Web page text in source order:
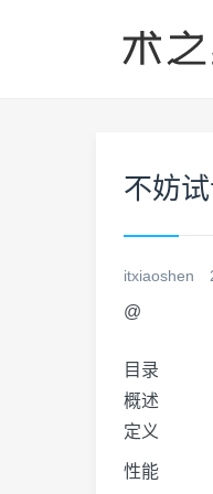
不妨
itxiaoshen
@
目录
概述
定义
性能